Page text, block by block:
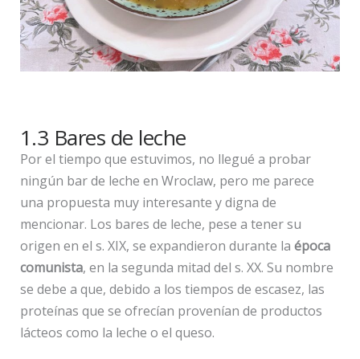
1.3 Bares de leche
Por el tiempo que estuvimos, no llegué a probar
ningún bar de leche en Wroclaw, pero me parece
una propuesta muy interesante y digna de
mencionar. Los bares de leche, pese a tener su
origen en el s. XIX, se expandieron durante la época
comunista, en la segunda mitad del s. XX. Su nombre
se debe a que, debido a los tiempos de escasez, las
proteínas que se ofrecían provenían de productos
lácteos como la leche o el queso.